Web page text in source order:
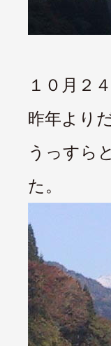
１０月２
昨年より
うっすら
た。